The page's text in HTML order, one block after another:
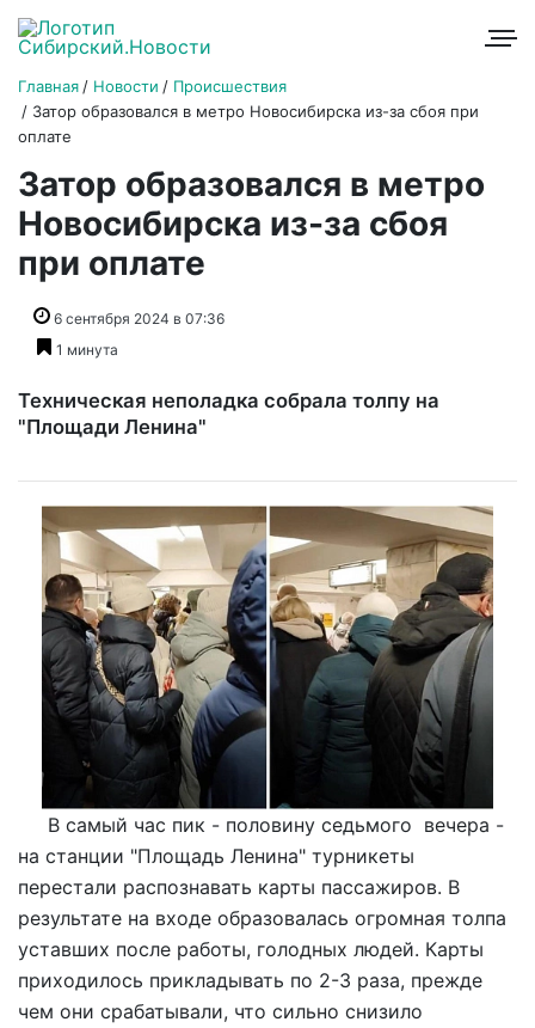
Главная Новости
Происшествия
Затор образовался в метро Новосибирска из-за сбоя при
оплате
Затор образовался в метро
Новосибирска из-за сбоя
при оплате
6 сентября 2024 в 07:36
1 минута
Техническая неполадка собрала толпу на
"Площади Ленина"
В самый час пик - половину седьмого вечера -
на станции "Площадь Ленина" турникеты
перестали распознавать карты пассажиров. В
результате на входе образовалась огромная толпа
уставших после работы, голодных людей. Карты
приходилось прикладывать по 2-3 раза, прежде
чем они срабатывали, что сильно снизило